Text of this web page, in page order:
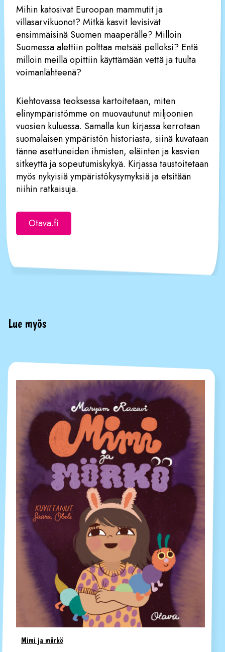
Mihin katosivat Euroopan mammutit ja
villasarvikuonot? Mitkä kasvit levisivät
ensimmäisinä Suomen maaperälle? Milloin
Suomessa alettiin polttaa metsää pelloksi? Entä
milloin meillä opittiin käyttämään vettä ja tuulta
voimanlähteenä?
Kiehtovassa teoksessa kartoitetaan, miten
elinympäristömme on muovautunut miljoonien
vuosien kuluessa. Samalla kun kirjassa kerrotaan
suomalaisen ympäristön historiasta, siinä kuvataan
tänne asettuneiden ihmisten, eläinten ja kasvien
sitkeyttä ja sopeutumiskykyä. Kirjassa taustoitetaan
myös nykyisiä ympäristökysymyksiä ja etsitään
niihin ratkaisuja.
Otava.fi
Lue myös
Mimi ja mörkö